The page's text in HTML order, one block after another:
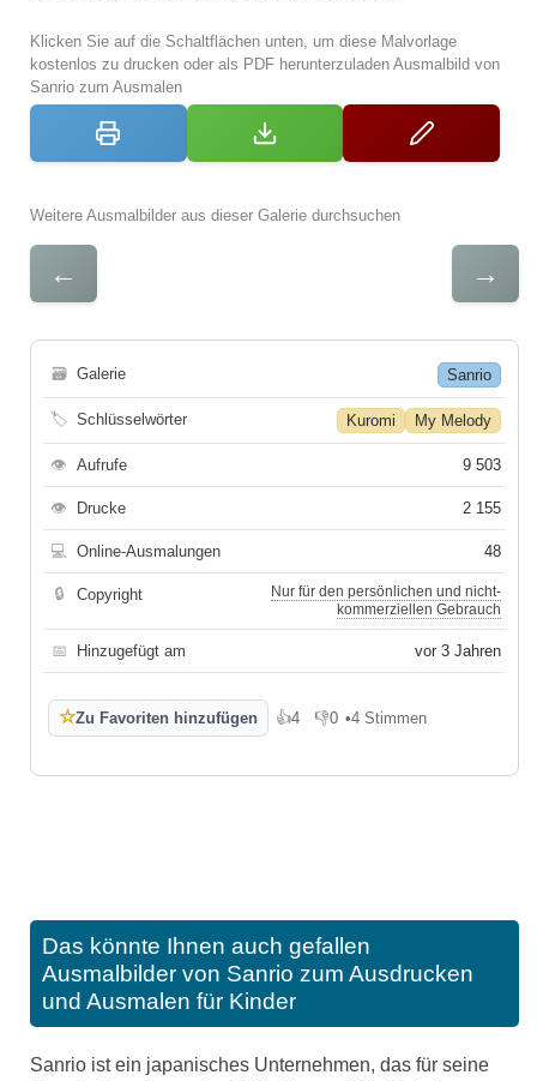
Klicken Sie auf die Schaltflächen unten, um diese Malvorlage
kostenlos zu drucken oder als PDF herunterzuladen Ausmalbild von
Sanrio zum Ausmalen
Weitere Ausmalbilder aus dieser Galerie durchsuchen
← →
🗃 Galerie Sanrio
🏷 Schlüsselwörter Kuromi My Melody
👁 Aufrufe 9 503
👁 Drucke 2 155
💻 Online-Ausmalungen 48
🔒 Copyright
Nur für den persönlichen und nicht-
kommerziellen Gebrauch
📅 Hinzugefügt am vor 3 Jahren
☆Zu Favoriten hinzufügen 👍4
Gefällt mir
👎0
Gefällt mir nicht
•4 Stimmen
Das könnte Ihnen auch gefallen
Ausmalbilder von Sanrio zum Ausdrucken
und Ausmalen für Kinder
Sanrio ist ein japanisches Unternehmen, das für seine